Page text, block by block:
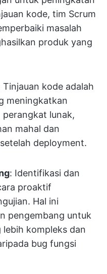
kode, tim Scrum
masalah
produk yang
Tinjauan kode adalah
meningkatkan
perangkat lunak,
mahal dan
deployment.
: Identifikasi dan
proaktif
Hal ini
pengembang untuk
kompleks dan
bug fungsi